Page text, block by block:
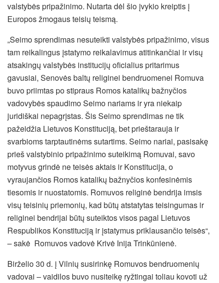
valstybės pripažinimo. Nutarta dėl šio įvykio kreiptis į
Europos žmogaus teisių teismą.
„Seimo sprendimas nesuteikti valstybės pripažinimo, visus
tam reikalingus įstatymo reikalavimus atitinkančiai ir visų
atsakingų valstybės institucijų oficialius pritarimus
gavusiai, Senovės baltų religinei bendruomenei Romuva
buvo priimtas po stipraus Romos katalikų bažnyčios
vadovybės spaudimo Seimo nariams ir yra niekaip
juridiškai nepagrįstas. Šis Seimo sprendimas ne tik
pažeidžia Lietuvos Konstituciją, bet prieštarauja ir
svarbioms tarptautinėms sutartims. Seimo nariai, pasisakę
prieš valstybinio pripažinimo suteikimą Romuvai, savo
motyvus grindė ne teisės aktais ir Konstitucija, o
vyraujančios Romos katalikų bažnyčios konfesinėmis
tiesomis ir nuostatomis. Romuvos religinė bendrija imsis
visų teisinių priemonių, kad būtų atstatytas teisingumas ir
religinei bendrijai būtų suteiktos visos pagal Lietuvos
Respublikos Konstituciją ir įstatymus priklausančio teisės“,
– sakė Romuvos vadovė Krivė Inija Trinkūnienė.
Birželio 30 d. į Vilnių susirinkę Romuvos bendruomenių
vadovai – vaidilos buvo nusiteikę ryžtingai toliau kovoti už